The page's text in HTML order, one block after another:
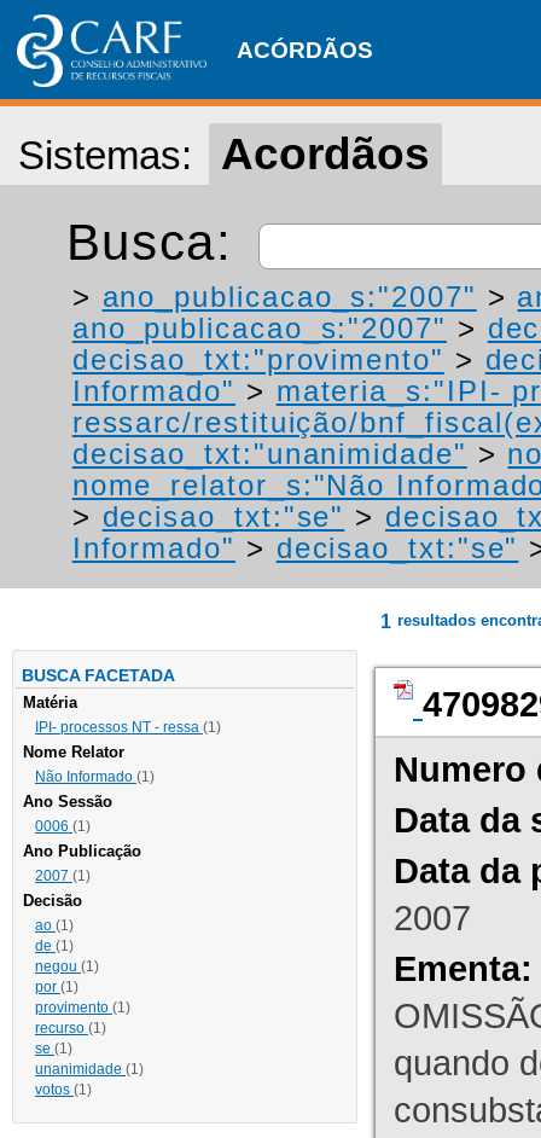
ACÓRDÃOS
Sistemas: Acordãos
Busca:
> ano_publicacao_s:"2007" >
ano_publicacao_s:"2007" >
decisao_txt:"provimento" >
Informado" > materia_s:"IPI-
ressarc/restituição/
decisao_txt:"unanimidade" >
nome_relator_s:"Não
> decisao_txt:"se" >
Informado" > decisao_txt:"se"
BUSCA FACETADA
Matéria
IPI- processos NT - ressa (1)
Nome Relator
Não Informado (1)
Ano Sessão
0006 (1)
Ano Publicação
2007 (1)
Decisão
ao (1)
de (1)
negou (1)
por (1)
provimento (1)
recurso (1)
se (1)
unanimidade (1)
votos (1)
1 resultados
Numero
Data da
Data da
2007
Ementa:
quando